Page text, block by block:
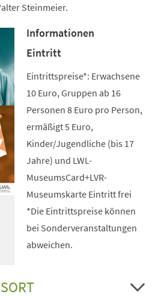
Steinmeier.
Informationen
Eintritt
Eintrittspreise*: Erwachsene
10 Euro, Gruppen ab 16
Personen 8 Euro pro Person,
ermäßigt 5 Euro,
Kinder/Jugendliche (bis 17
Jahre) und LWL-
MuseumsCard+LVR-
Museumskarte Eintritt frei
*Die Eintrittspreise können
bei Sonderveranstaltungen
abweichen.